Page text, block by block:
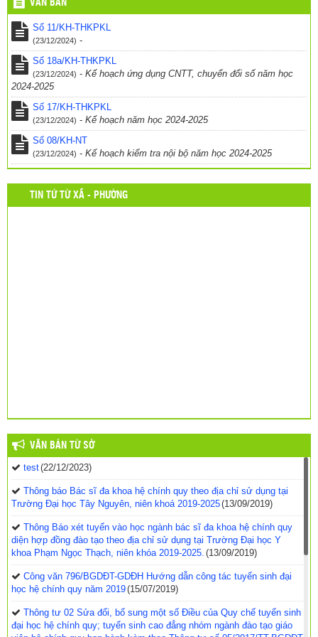
Thông báo – Nhiệm vụ trong năm học mới (24/03/2017)
VĂN BẢN
Số 11/KH-THKPKL
(23/12/2024) -
Số 18a/KH-THKPKL
(23/12/2024) - Kế hoạch ứng dụng CNTT, chuyển đổi số năm học
2024-2025
Số 17/KH-THKPKL
(23/12/2024) - Kế hoạch năm học 2024-2025
Số 08/KH-NT
(23/12/2024) - Kế hoạch kiểm tra nội bộ năm học 2024-2025
TIN TỨ TỪ XÃ - PHƯỜNG
VĂN BẢN TỪ SỞ
test(22/12/2023)
Thông báo Bác sĩ đa khoa hệ chính quy theo địa chỉ sử dụng tại
Trường Đại học Tây Nguyên, niên khoá 2019-2025(13/09/2019)
Thông Báo xét tuyển vào học ngành bác sĩ đa khoa hệ chính quy
diện hợp đồng đào tạo theo địa chỉ sử dụng tại Trường Đại học Y
khoa Phạm Ngọc Thạch, niên khóa 2019-2025. (13/09/2019)
Công văn 796/BGDĐT-GDĐH Hướng dẫn công tác tuyển sinh đại
học hệ chính quy năm 2019(15/07/2019)
Thông tư 02 Sửa đổi, bổ sung một số Điều của Quy chế tuyển sinh
đại học hệ chính quy; tuyển sinh cao đẳng nhóm ngành đào tạo giáo